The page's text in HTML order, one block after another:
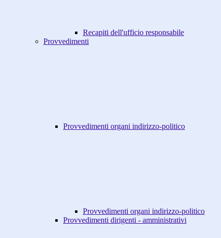
Recapiti dell'ufficio responsabile
Provvedimenti
Provvedimenti organi indirizzo-politico
Provvedimenti organi indirizzo-politico
Provvedimenti dirigenti - amministrativi